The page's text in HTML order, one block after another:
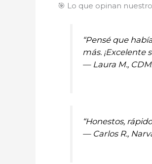
🎯 Lo que opinan
“Pensé que
más. ¡Excelente
— Laura M.,
“Honestos,
— Carlos R.,